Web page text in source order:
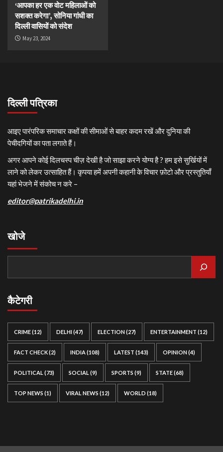
‘आपका हर एक वोट महिलाओं को
सशक्त करेगा’, सोनिया गांधी का
दिल्ली वासियों को संदेश
May 23, 2024
दिल्ली पत्रिका
आइए पारंपरिक समाचार कक्षों की सीमाओं से बाहर कदम रखें और दुनिया की
पेचीदगियों का पता लगाते हैं।
अगर आपने कोई दिलचस्प चीज़ देखी है जो साझा करने योग्य है ? हम इसे सुर्खियों में
लाने को लेकर उत्साहित हैं। कृपया हमें अपनी कहानी के विचार फ़ोटो और प्रस्तुतियाँ
यहां भेजने में संकोच न करे –
editor@patrikadelhi.in
खोजे
कैटेगरी
CRIME(12) DELHI(47) ELECTION(27) ENTERTAINMENT (12)
FACT CHECK(2) INDIA(108) LATEST (143) OPINION(4)
POLITICAL (73) SOCIAL (9) SPORTS (9) STATE(68)
TOP NEWS (1) VIRAL NEWS (12) WORLD (18)